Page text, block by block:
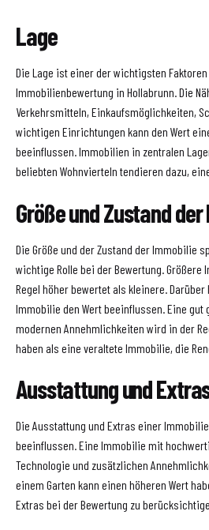
Lage
Die Lage ist einer der wichtigsten
Immobilienbewertung in Hollabrunn. Die
Verkehrsmitteln, Einkaufsmöglichkeiten,
wichtigen Einrichtungen kann den Wert
beeinflussen. Immobilien in zentralen
beliebten Wohnvierteln tendieren dazu,
Größe und Zustand
Die Größe und der Zustand der Immobilie
wichtige Rolle bei der Bewertung.
Regel höher bewertet als kleinere.
Immobilie den Wert beeinflussen. Eine
modernen Annehmlichkeiten wird in der
haben als eine veraltete Immobilie, die
Ausstattung und
Die Ausstattung und Extras einer
beeinflussen. Eine Immobilie mit
Technologie und zusätzlichen
einem Garten kann einen höheren Wert
Extras bei der Bewertung zu